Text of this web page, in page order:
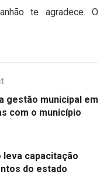
te agradece. O
gestão municipal em
com o município
leva capacitação
do estado